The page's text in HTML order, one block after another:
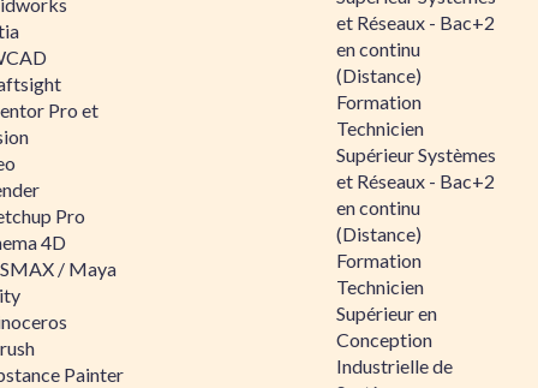
Pro et
Pro
4D
/ Maya
Painter
et Réseaux - Bac+2
en continu
(Distance)
Formation
Technicien
Supérieur Systèmes
et Réseaux - Bac+2
en continu
(Distance)
Formation
Technicien
Supérieur en
Conception
Industrielle de